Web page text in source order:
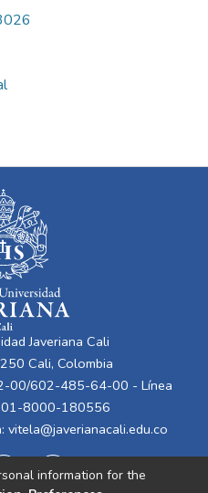
Javeriana Cali
Cali, Colombia
00/602-485-64-00 - Línea
8000-180556
vitela@javerianacali.edu.co
information for the